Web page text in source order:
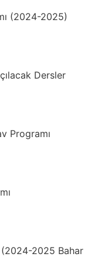
(2024-2025)
Dersler
Programı
(2024-2025 Bahar